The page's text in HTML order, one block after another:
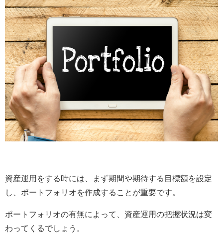
資産運用をする時には、まず期間や期待する目標額を設定
し、ポートフォリオを作成することが重要です。
ポートフォリオの有無によって、資産運用の把握状況は変
わってくるでしょう。